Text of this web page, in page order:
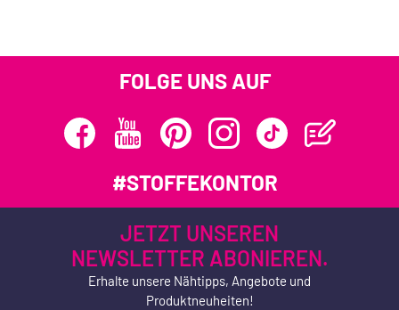
FOLGE UNS AUF
#STOFFEKONTOR
JETZT UNSEREN
NEWSLETTER ABONIEREN.
Erhalte unsere Nähtipps, Angebote und
Produktneuheiten!